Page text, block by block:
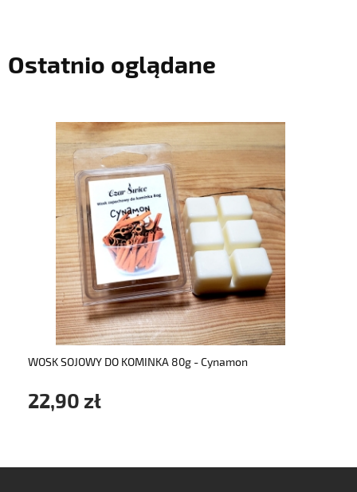
Ostatnio oglądane
WOSK SOJOWY DO KOMINKA 80g - Cynamon
22,90 zł
do koszyka